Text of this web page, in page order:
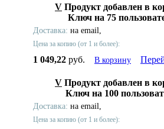
V Продукт добавлен в
Ключ на 75
Доставка: на email,
Цена за копию (от 1 и более):
1 049,22 руб. В корзину
V Продукт добавлен в
Ключ на 100
Доставка: на email,
Цена за копию (от 1 и более):